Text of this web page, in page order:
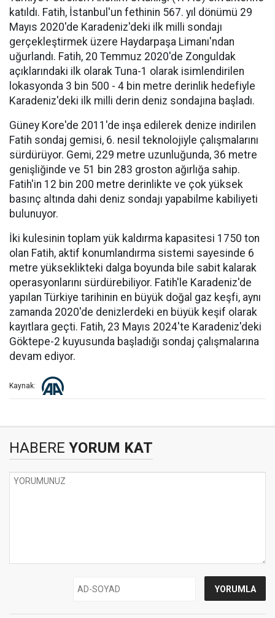
katıldı. Fatih, İstanbul'un fethinin 567. yıl dönümü 29
Mayıs 2020'de Karadeniz'deki ilk milli sondajı
gerçekleştirmek üzere Haydarpaşa Limanı'ndan
uğurlandı. Fatih, 20 Temmuz 2020'de Zonguldak
açıklarındaki ilk olarak Tuna-1 olarak isimlendirilen
lokasyonda 3 bin 500 - 4 bin metre derinlik hedefiyle
Karadeniz'deki ilk milli derin deniz sondajına başladı.
Güney Kore'de 2011'de inşa edilerek denize indirilen
Fatih sondaj gemisi, 6. nesil teknolojiyle çalışmalarını
sürdürüyor. Gemi, 229 metre uzunluğunda, 36 metre
genişliğinde ve 51 bin 283 groston ağırlığa sahip.
Fatih'in 12 bin 200 metre derinlikte ve çok yüksek
basınç altında dahi deniz sondajı yapabilme kabiliyeti
bulunuyor.
İki kulesinin toplam yük kaldırma kapasitesi 1750 ton
olan Fatih, aktif konumlandırma sistemi sayesinde 6
metre yükseklikteki dalga boyunda bile sabit kalarak
operasyonlarını sürdürebiliyor. Fatih'le Karadeniz'de
yapılan Türkiye tarihinin en büyük doğal gaz keşfi, aynı
zamanda 2020'de denizlerdeki en büyük keşif olarak
kayıtlara geçti. Fatih, 23 Mayıs 2024'te Karadeniz'deki
Göktepe-2 kuyusunda başladığı sondaj çalışmalarına
devam ediyor.
Kaynak:
HABERE YORUM KAT